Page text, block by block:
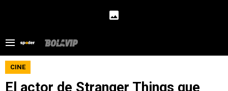
CINE
El actor de Stranger Things que